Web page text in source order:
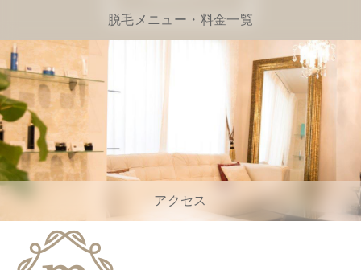
脱毛メニュー・料金一覧
アクセス